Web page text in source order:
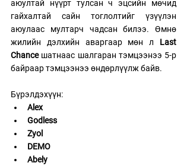
аюултай нүүрт тулсан ч эцсийн мөчид
гайхалтай сайн тоглолтийг үзүүлэн
аюулаас мултарч чадсан билээ. Өмнө
жилийн дэлхийн аваргаар мөн л Last
Chance шатнаас шалгаран тэмцээнээ 5-р
байраар тэмцээнээ өндөрлүүлж байв.
Бүрэлдэхүүн:
Alex
Godless
Zyol
DEMO
Abely